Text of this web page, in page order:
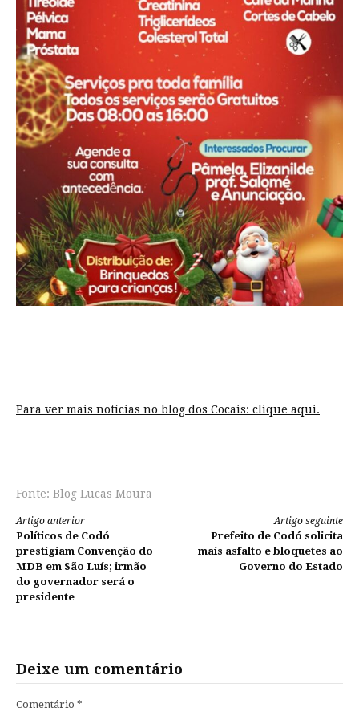
Para ver mais notícias no blog dos Cocais: clique aqui.
Fonte: Blog Lucas Moura
Continue
lendo
Artigo anterior
Políticos de Codó
prestigiam Convenção do
MDB em São Luís; irmão
do governador será o
presidente
Artigo seguinte
Prefeito de Codó solicita
mais asfalto e bloquetes ao
Governo do Estado
Deixe um comentário
Comentário *